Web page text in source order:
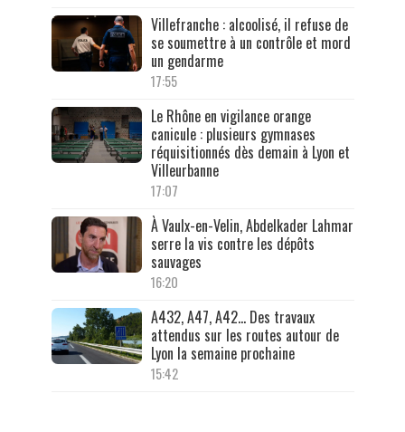
Villefranche : alcoolisé, il refuse de
se soumettre à un contrôle et mord
un gendarme
17:55
Le Rhône en vigilance orange
canicule : plusieurs gymnases
réquisitionnés dès demain à Lyon et
Villeurbanne
17:07
À Vaulx-en-Velin, Abdelkader Lahmar
serre la vis contre les dépôts
sauvages
16:20
A432, A47, A42… Des travaux
attendus sur les routes autour de
Lyon la semaine prochaine
15:42